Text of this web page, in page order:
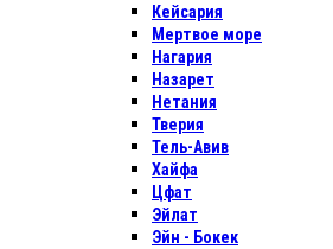
Кейсария
Мертвое море
Нагария
Назарет
Нетания
Тверия
Тель-Авив
Хайфа
Цфат
Эйлат
Эйн - Бокек